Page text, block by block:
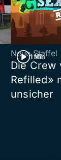
1 Min
Neue Staffel
Die Crew
Refilled»
unsicher